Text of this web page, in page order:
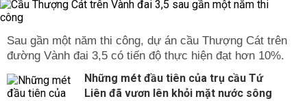
Sau gần một năm thi công, dự án cầu Thượng Cát trên
đường Vành đai 3,5 có tiến độ thực hiện đạt hơn 10%.
Những mét đầu tiên của trụ cầu Tứ
Liên đã vươn lên khỏi mặt nước sông